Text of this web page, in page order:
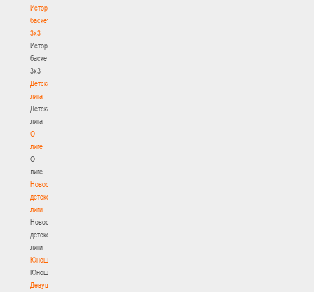
История
баскетбола
3х3
История
баскетбола
3х3
Детская
лига
Детская
лига
О
лиге
О
лиге
Новости
детской
лиги
Новости
детской
лиги
Юноши
Юноши
Девушки